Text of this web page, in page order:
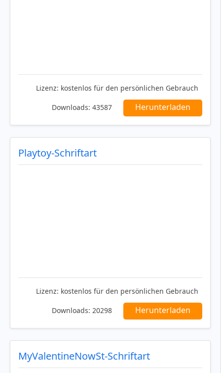
Lizenz: kostenlos für den persönlichen Gebrauch
Downloads: 43587 Herunterladen
Playtoy-Schriftart
Lizenz: kostenlos für den persönlichen Gebrauch
Downloads: 20298 Herunterladen
MyValentineNowSt-Schriftart